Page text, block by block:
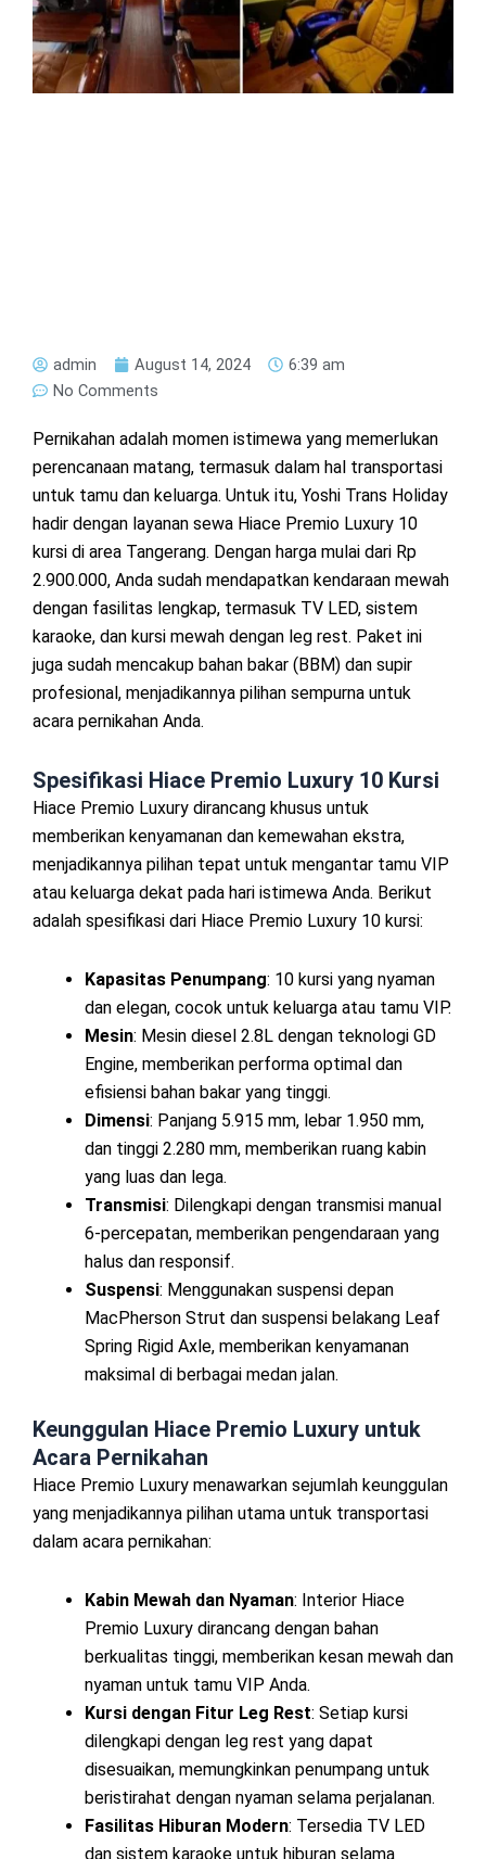
admin August 14, 2024
6:39 am
No Comments
Pernikahan adalah momen istimewa yang memerlukan
perencanaan matang, termasuk dalam hal transportasi
untuk tamu dan keluarga. Untuk itu, Yoshi Trans Holiday
hadir dengan layanan sewa Hiace Premio Luxury 10
kursi di area Tangerang. Dengan harga mulai dari Rp
2.900.000, Anda sudah mendapatkan kendaraan mewah
dengan fasilitas lengkap, termasuk TV LED, sistem
karaoke, dan kursi mewah dengan leg rest. Paket ini
juga sudah mencakup bahan bakar (BBM) dan supir
profesional, menjadikannya pilihan sempurna untuk
acara pernikahan Anda.
Spesifikasi Hiace Premio Luxury 10 Kursi
Hiace Premio Luxury dirancang khusus untuk
memberikan kenyamanan dan kemewahan ekstra,
menjadikannya pilihan tepat untuk mengantar tamu VIP
atau keluarga dekat pada hari istimewa Anda. Berikut
adalah spesifikasi dari Hiace Premio Luxury 10 kursi:
Kapasitas Penumpang: 10 kursi yang nyaman
dan elegan, cocok untuk keluarga atau tamu VIP.
Mesin: Mesin diesel 2.8L dengan teknologi GD
Engine, memberikan performa optimal dan
efisiensi bahan bakar yang tinggi.
Dimensi: Panjang 5.915 mm, lebar 1.950 mm,
dan tinggi 2.280 mm, memberikan ruang kabin
yang luas dan lega.
Transmisi: Dilengkapi dengan transmisi manual
6-percepatan, memberikan pengendaraan yang
halus dan responsif.
Suspensi: Menggunakan suspensi depan
MacPherson Strut dan suspensi belakang Leaf
Spring Rigid Axle, memberikan kenyamanan
maksimal di berbagai medan jalan.
Keunggulan Hiace Premio Luxury untuk
Acara Pernikahan
Hiace Premio Luxury menawarkan sejumlah keunggulan
yang menjadikannya pilihan utama untuk transportasi
dalam acara pernikahan:
Kabin Mewah dan Nyaman: Interior Hiace
Premio Luxury dirancang dengan bahan
berkualitas tinggi, memberikan kesan mewah dan
nyaman untuk tamu VIP Anda.
Kursi dengan Fitur Leg Rest: Setiap kursi
dilengkapi dengan leg rest yang dapat
disesuaikan, memungkinkan penumpang untuk
beristirahat dengan nyaman selama perjalanan.
Fasilitas Hiburan Modern: Tersedia TV LED
dan sistem karaoke untuk hiburan selama